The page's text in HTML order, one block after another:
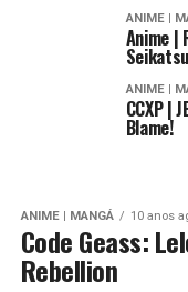
ANIME |
Anime |
ANIME |
CCXP |
Blame!
ANIME | MANGÁ 10 anos
Code Geass:
Rebellion